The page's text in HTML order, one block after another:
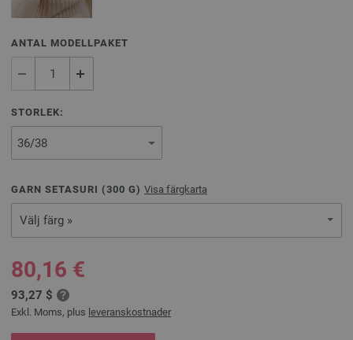
ANTAL MODELLPAKET
STORLEK:
GARN SETASURI (300 G) Visa färgkarta
Välj färg »
80,16 €
93,27 $
Exkl. Moms, plus leveranskostnader